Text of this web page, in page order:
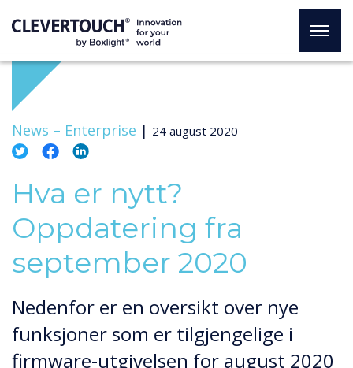
News – Enterprise | 24 august 2020
Hva er nytt?
Oppdatering fra
september 2020
Nedenfor er en oversikt over nye
funksjoner som er tilgjengelige i
firmware-utgivelsen for august 2020